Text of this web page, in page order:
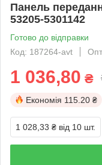
Панель
53205-5301142
Готово до відправки
Код: 187264-avt
Опт
1 036,80 ₴
Економія 115.20 ₴
1 028,33 ₴ від 10 шт.